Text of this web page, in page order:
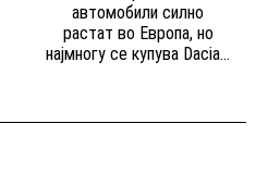
автомобили силно
растат во Европа, но
најмногу се купува Dacia...